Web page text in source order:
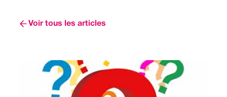
Voir tous les articles